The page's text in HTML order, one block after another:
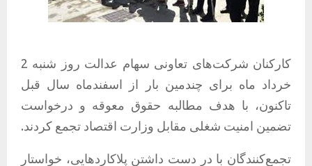
کارکنان شرکت‌های تعاونی سهام عدالت روز شنبه 2
خرداد ماه برای چندمین بار از اسفندماه سال قبل
تاکنون، با هدف مطالبه حقوق معوقه و درخواست
تضمین امنیت شغلی مقابل وزارت اقتصاد تجمع کردند.
تجمع‌کنندگان با در دست داشتن پلاکاردهایی، خواستار